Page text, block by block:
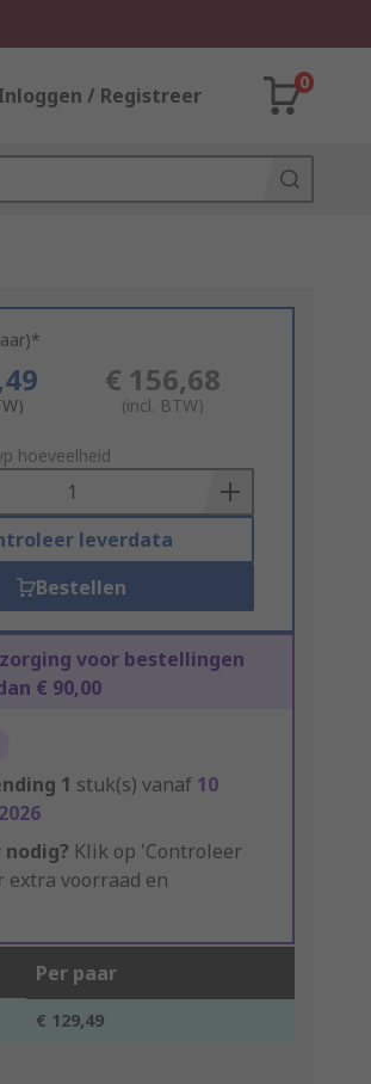
/ Registreer
0
€ 156,68
(incl. BTW)
hoeveelheid
leverdata
Bestellen
voor bestellingen
€ 90,00
1 stuk(s) vanaf 10
Klik op 'Controleer
extra voorraad en
Per paar
€ 129,49